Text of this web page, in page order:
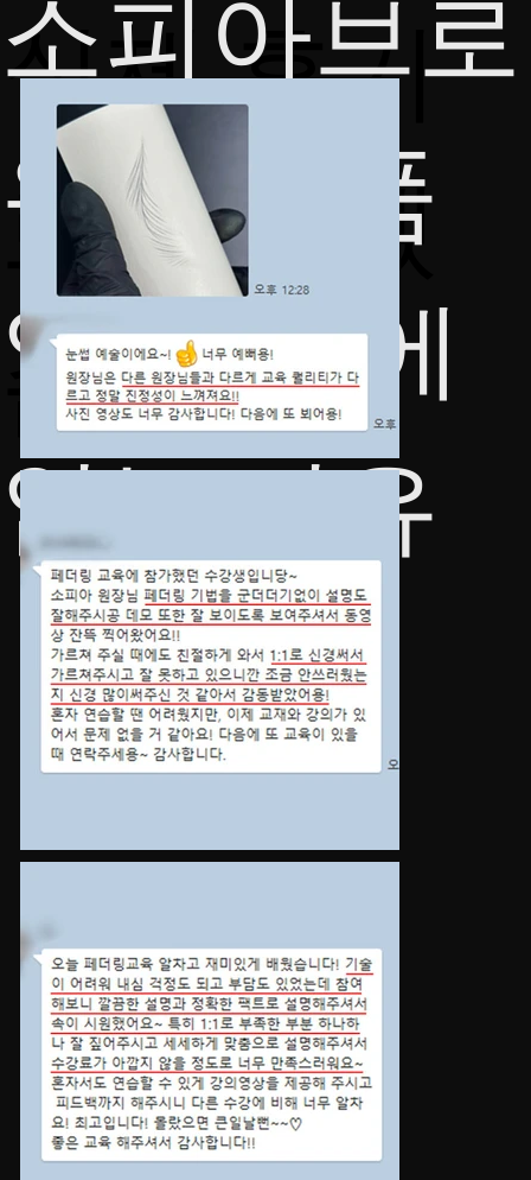
​​실제 후기
로 답하겠
습니다.
​소피아브로
우가 명품
일 수 밖에
없는 이유